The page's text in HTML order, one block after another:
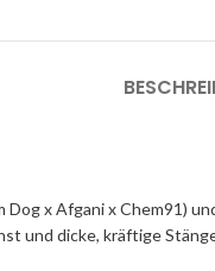
Dog x Afgani x Chem91)
und dicke, kräftige